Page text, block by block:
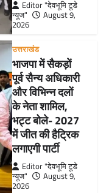
Editor "देवभूमि टूडे
न्यूज"
August 9,
2026
उत्तराखंड
भाजपा में सैकड़ों
पूर्व सैन्य अधिकारी
और विभिन्न दलों
के नेता शामिल,
भट्ट बोले- 2027
में जीत की हैट्रिक
लगाएगी पार्टी
Editor "देवभूमि टूडे
न्यूज"
August 9,
2026